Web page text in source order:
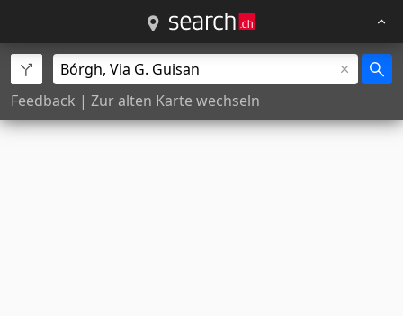
Feedback | Zur alten Karte wechseln